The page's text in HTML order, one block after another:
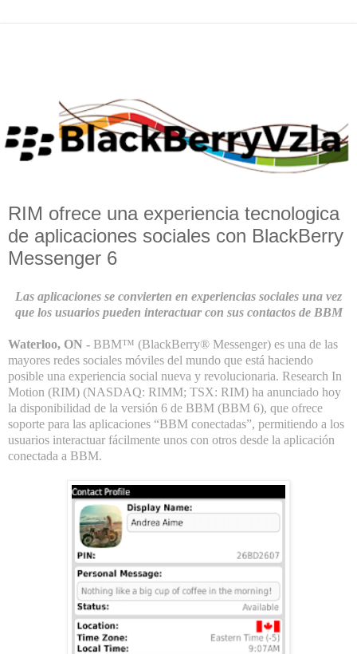
RIM ofrece una experiencia tecnologica
de aplicaciones sociales con BlackBerry
Messenger 6
Las aplicaciones se convierten en experiencias sociales una vez
que los usuarios pueden interactuar con sus contactos de BBM
Waterloo, ON - BBM™ (BlackBerry® Messenger) es una de las
mayores redes sociales móviles del mundo que está haciendo
posible una experiencia social nueva y revolucionaria. Research In
Motion (RIM) (NASDAQ: RIMM; TSX: RIM) ha anunciado hoy
la disponibilidad de la versión 6 de BBM (BBM 6), que ofrece
soporte para las aplicaciones “BBM conectadas”, permitiendo a los
usuarios interactuar fácilmente unos con otros desde la aplicación
conectada a BBM.